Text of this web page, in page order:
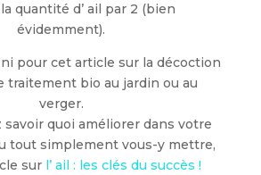
quantité d’ ail par 2 (bien
évidemment).
pour cet article sur la décoction
traitement bio au jardin ou au
verger.
savoir quoi améliorer dans votre
tout simplement vous-y mettre,
sur l’ ail : les clés du succès !